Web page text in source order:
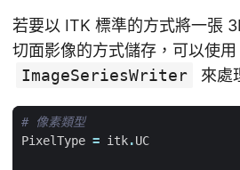
若要以 ITK 標準的方式將一張
切面影像的方式儲存，可以使用
ImageSeriesWriter
來處
# 像素類型
PixelType = itk.UC